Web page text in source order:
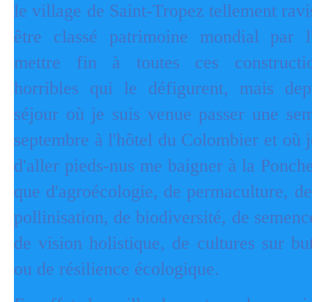
le village de Saint-Tropez tellement
être classé patrimoine mondial par
mettre fin à toutes ces
horribles qui le défigurent, mais
séjour où je suis venue passer une
septembre à l'hôtel du Colombier et où
d'aller pieds-nus me baigner à la
que d'agroécologie, de permaculture,
pollinisation, de biodiversité, de
de vision holistique, de cultures sur
ou de résilience écologique.